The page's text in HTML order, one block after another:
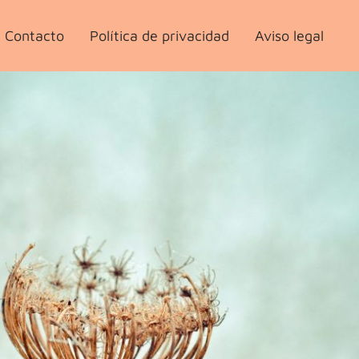
Contacto Política de privacidad Aviso legal